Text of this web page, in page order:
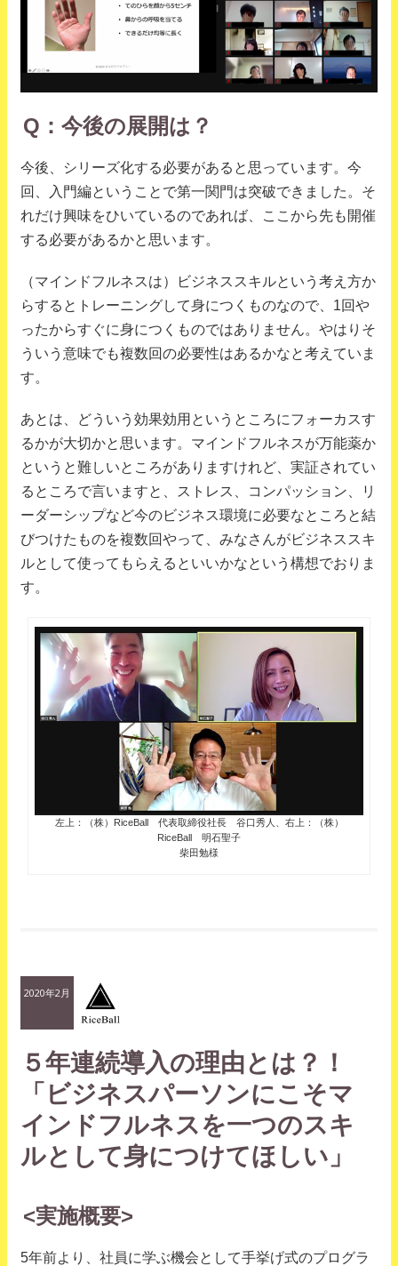
Q：今後の展開は？
今後、シリーズ化する必要があると思っています。今
回、入門編ということで第一関門は突破できました。そ
れだけ興味をひいているのであれば、ここから先も開催
する必要があるかと思います。
（マインドフルネスは）ビジネススキルという考え方か
らするとトレーニングして身につくものなので、1回や
ったからすぐに身につくものではありません。やはりそ
ういう意味でも複数回の必要性はあるかなと考えていま
す。
あとは、どういう効果効用というところにフォーカスす
るかが大切かと思います。マインドフルネスが万能薬か
というと難しいところがありますけれど、実証されてい
るところで言いますと、ストレス、コンパッション、リ
ーダーシップなど今のビジネス環境に必要なところと結
びつけたものを複数回やって、みなさんがビジネススキ
ルとして使ってもらえるといいかなという構想でおりま
す。
左上：（株）RiceBall 代表取締役社長 谷口秀人、右上：（株）
RiceBall 明石聖子
柴田勉様
2020年2月
５年連続導入の理由とは？！
「ビジネスパーソンにこそマ
インドフルネスを一つのスキ
ルとして身につけてほしい」
<実施概要>
5年前より、社員に学ぶ機会として手挙げ式のプログラ